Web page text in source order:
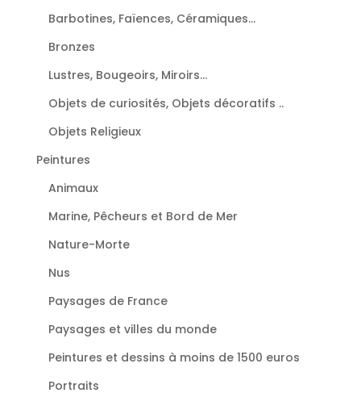
Barbotines, Faïences, Céramiques...
Bronzes
Lustres, Bougeoirs, Miroirs...
Objets de curiosités, Objets décoratifs ..
Objets Religieux
Peintures
Animaux
Marine, Pêcheurs et Bord de Mer
Nature-Morte
Nus
Paysages de France
Paysages et villes du monde
Peintures et dessins à moins de 1500 euros
Portraits